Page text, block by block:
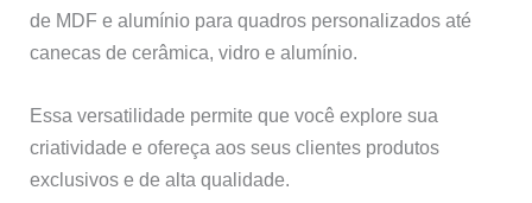
de MDF e alumínio para quadros personalizados até
canecas de cerâmica, vidro e alumínio.
Essa versatilidade permite que você explore sua
criatividade e ofereça aos seus clientes produtos
exclusivos e de alta qualidade.